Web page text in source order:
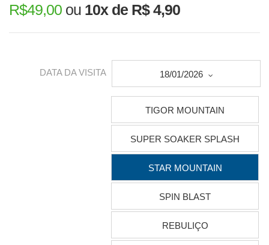
R$49,00 ou 10x de R$ 4,90
DATA DA VISITA 18/01/2026
TIGOR MOUNTAIN
SUPER SOAKER SPLASH
STAR MOUNTAIN
SPIN BLAST
REBULIÇO